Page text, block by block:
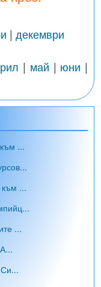
| декември
| май | юни |
...
...
...
Си...